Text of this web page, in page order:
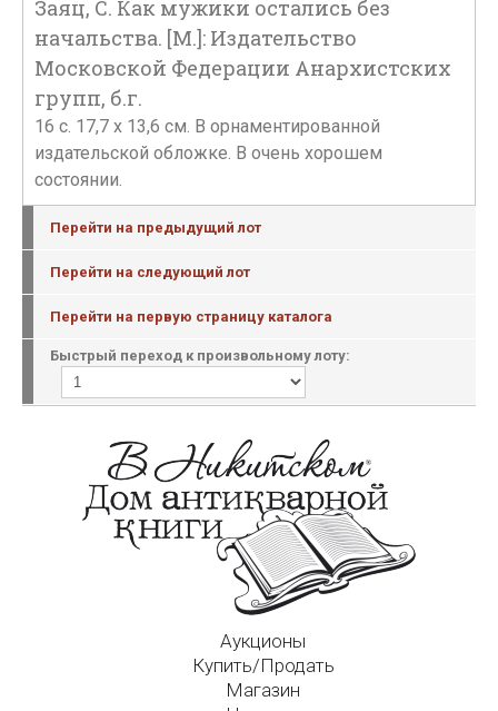
Заяц, С. Как мужики остались без
начальства. [М.]: Издательство
Московской Федерации Анархистских
групп, б.г.
16 с. 17,7 х 13,6 см. В орнаментированной
издательской обложке. В очень хорошем
состоянии.
Перейти на предыдущий лот
Перейти на следующий лот
Перейти на первую страницу каталога
Быстрый переход к произвольному лоту:
Аукционы
Купить/Продать
Магазин